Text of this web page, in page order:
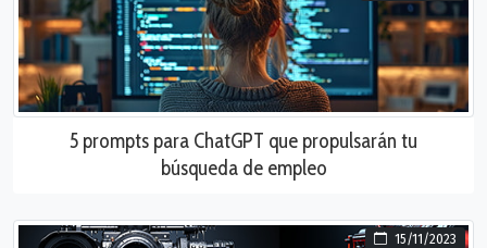
5 prompts para ChatGPT que propulsarán tu
búsqueda de empleo
15/11/2023